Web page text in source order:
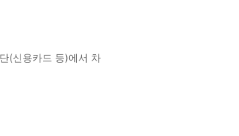
(신용카드 등)에서 차